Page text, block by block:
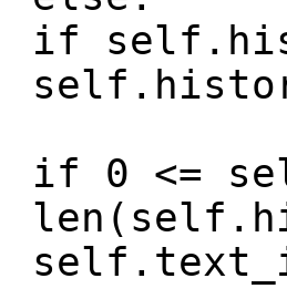
if
if 0 <=